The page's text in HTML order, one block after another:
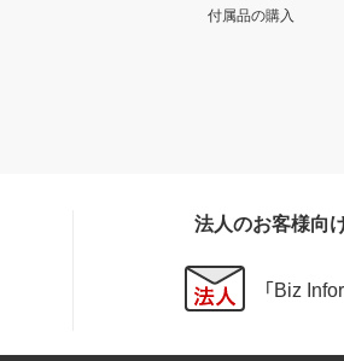
付属品の購入
法人のお客様向
「Biz